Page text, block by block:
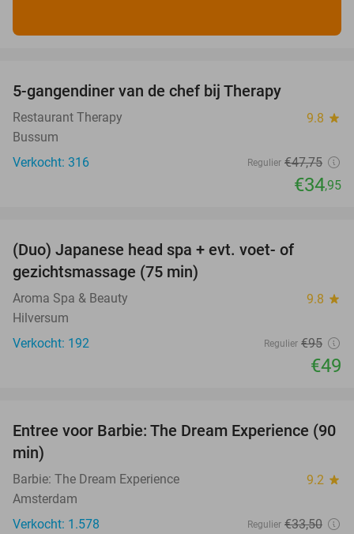
5-gangendiner van de chef bij Therapy
Restaurant Therapy 9.8 star
Bussum
Verkocht: 316
Regulier €47,75
€34,95
(Duo) Japanese head spa + evt. voet- of
gezichtsmassage (75 min)
Aroma Spa & Beauty 9.8 star
Hilversum
Verkocht: 192
Regulier €95
€49
30%
Entree voor Barbie: The Dream Experience (90
min)
Barbie: The Dream Experience 9.2 star
Amsterdam
Verkocht: 1.578
Regulier €33,50